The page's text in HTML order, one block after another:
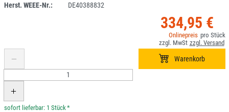
Herst. WEEE-Nr.:
DE40388832
334,95 €
*